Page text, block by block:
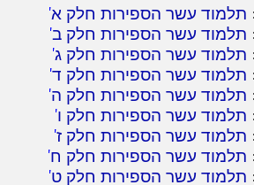
תלמוד עשר הספירות חלק א'
תלמוד עשר הספירות חלק ב'
תלמוד עשר הספירות חלק ג'
תלמוד עשר הספירות חלק ד'
תלמוד עשר הספירות חלק ה'
תלמוד עשר הספירות חלק ו'
תלמוד עשר הספירות חלק ז'
תלמוד עשר הספירות חלק ח'
תלמוד עשר הספירות חלק ט'